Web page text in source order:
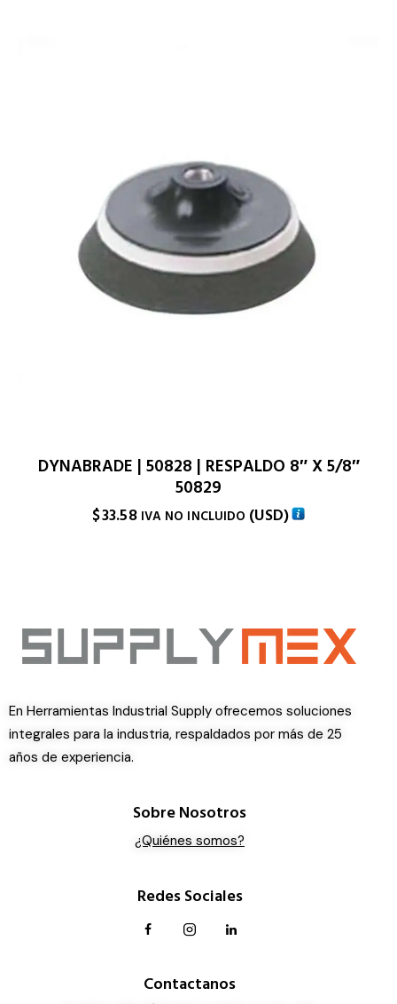
DYNABRADE | 50828 | RESPALDO 8″ X 5/8″
50829
$33.58 IVA NO INCLUIDO (USD)
En Herramientas Industrial Supply ofrecemos soluciones
integrales para la industria, respaldados por más de 25
años de experiencia.
Sobre Nosotros
¿Quiénes somos?
Redes Sociales
Contactanos